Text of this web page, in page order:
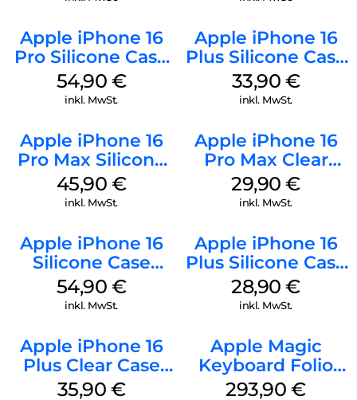
Apple iPhone 16
Pro Silicone Case
MagSafe Black
54,90 €
inkl. MwSt.
Apple iPhone 16
Plus Silicone Case
MagSafe Lake
Green
33,90 €
inkl. MwSt.
Apple iPhone 16
Pro Max Silicone
Case MagSafe
Ultramarine
45,90 €
inkl. MwSt.
Apple iPhone 16
Pro Max Clear
Case MagSafe
Transparent
29,90€
inkl. MwSt.
Apple iPhone 16
Silicone Case
MagSafe Lake
Green
54,90 €
inkl. MwSt.
Apple iPhone 16
Plus Silicone Case
MagSafe Black
28,90€
inkl. MwSt.
Apple iPhone 16
Plus Clear Case
MagSafe
35,90 €
Apple Magic
Keyboard Folio
iPad 10.9″ (10.Gen.)
293,90€